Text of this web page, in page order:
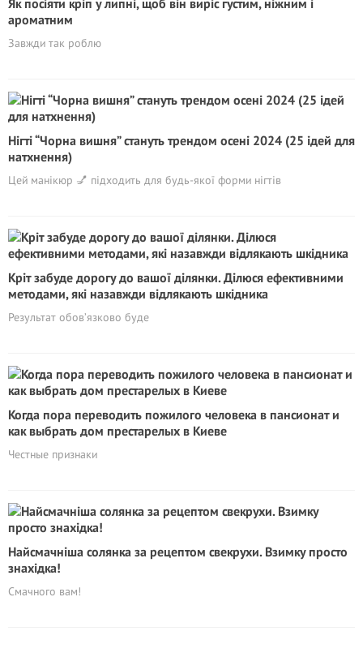
Як посіяти кріп у липні, щоб він виріс густим, ніжним і
ароматним
Завжди так роблю
Нігті “Чорна вишня” стануть трендом осені 2024 (25 ідей для
натхнення)
Цей манікюр 💅 підходить для будь-якої форми нігтів
Кріт забуде дорогу до вашої ділянки. Ділюся ефективними
методами, які назавжди відлякають шкідника
Результат обов’язково буде
Когда пора переводить пожилого человека в пансионат и
как выбрать дом престарелых в Киеве
Честные признаки
Найсмачніша солянка за рецептом свекрухи. Взимку просто
знахідка!
Смачного вам!